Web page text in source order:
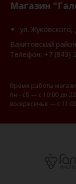
Магазин
ул. Жуковского,
Вахитовский
Телефон: +7 (843)
Время работы
пн - сб — с 10:00 до
воскресенье — с